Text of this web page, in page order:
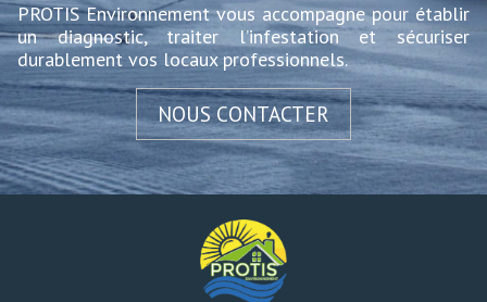
PROTIS Environnement vous accompagne pour établir
un diagnostic, traiter l’infestation et sécuriser
durablement vos locaux professionnels.
NOUS CONTACTER